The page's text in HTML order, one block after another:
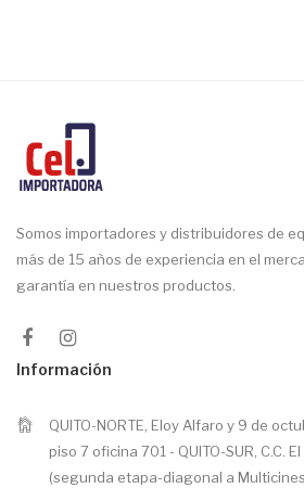
Somos importadores y distribuidores de
más de 15 años de experiencia en el
garantía en nuestros productos.
Información
QUITO-NORTE, Eloy Alfaro y 9 de
piso 7 oficina 701 - QUITO-SUR, C.C.
(segunda etapa-diagonal a